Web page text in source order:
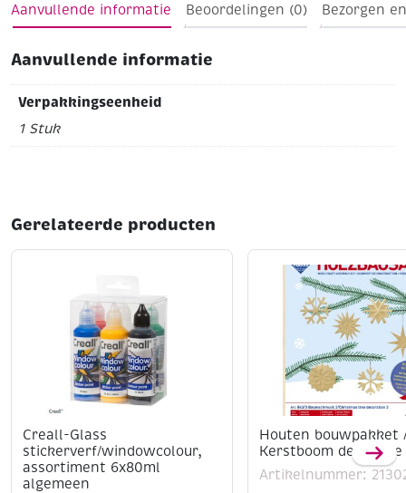
Aanvullende informatie Beoordelingen (0) Bezorgen
Aanvullende informatie
Verpakkingseenheid
1 Stuk
Gerelateerde producten
Creall-Glass
stickerverf/windowcolour,
assortiment 6x80ml
algemeen
Houten bouwpakket
Kerstboom decoratie
Artikelnummer: